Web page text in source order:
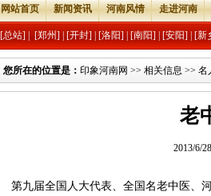
网站首页 新闻资讯 河南风情 走进河南
[总站] [郑州] [开封] [洛阳] [南阳] [安阳] [新
您所在的位置是： 印象河南网 >> 相关信息 >> 名
老
2013/6/
第九届全国人大代表、全国名老中医、